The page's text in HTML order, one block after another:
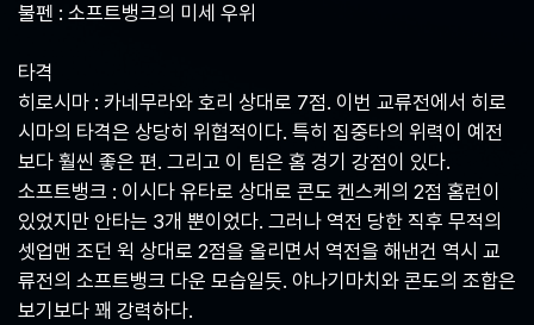
불펜 : 소프트뱅크의 미세 우위
타격
히로시마 : 카네무라와 호리 상대로 7점. 이번 교류전에서 히로
시마의 타격은 상당히 위협적이다. 특히 집중타의 위력이 예전
보다 훨씬 좋은 편. 그리고 이 팀은 홈 경기 강점이 있다.
소프트뱅크 : 이시다 유타로 상대로 콘도 켄스케의 2점 홈런이
있었지만 안타는 3개 뿐이었다. 그러나 역전 당한 직후 무적의
셋업맨 조던 윅 상대로 2점을 올리면서 역전을 해낸건 역시 교
류전의 소프트뱅크 다운 모습일듯. 야나기마치와 콘도의 조합은
보기보다 꽤 강력하다.